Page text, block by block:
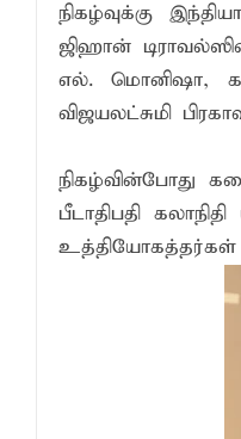
நிகழ்வுக்கு
ஜிஹான்
எல். மொனிஷா,
விஜயலட்சுமி
நிகழ்வின்போது
பீடாதிபதி
உத்தியோகத்தர்கள்